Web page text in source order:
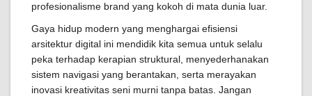
profesionalisme brand yang kokoh di mata dunia luar.
Gaya hidup modern yang menghargai efisiensi
arsitektur digital ini mendidik kita semua untuk selalu
peka terhadap kerapian struktural, menyederhanakan
sistem navigasi yang berantakan, serta merayakan
inovasi kreativitas seni murni tanpa batas. Jangan